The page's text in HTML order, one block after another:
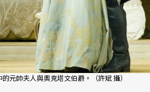
的元帥夫人與奧克塔文伯爵。（許斌 攝）